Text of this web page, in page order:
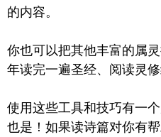
的内容。
你也可以把其他丰富的属
年读完一遍圣经、阅读灵修
使用这些工具和技巧有一
也是！如果读诗篇对你有